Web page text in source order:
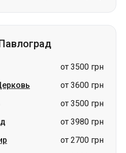
от 3500 грн
от 3600 грн
от 3500 грн
от 3980 грн
от 2700 грн